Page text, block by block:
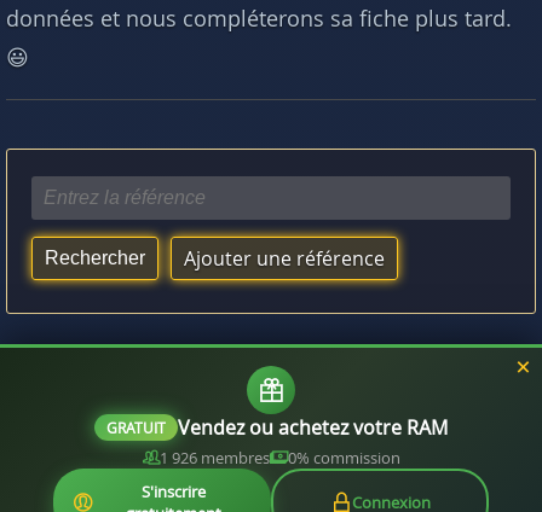
données et nous compléterons sa fiche plus tard.
😃
Ajouter une référence
Vous aimerez aussi :
Quelle RAM est compatible avec mon processeur ?
GRATUIT Vendez ou achetez votre RAM
1 926 membres
0% commission
S'inscrire
Connexion